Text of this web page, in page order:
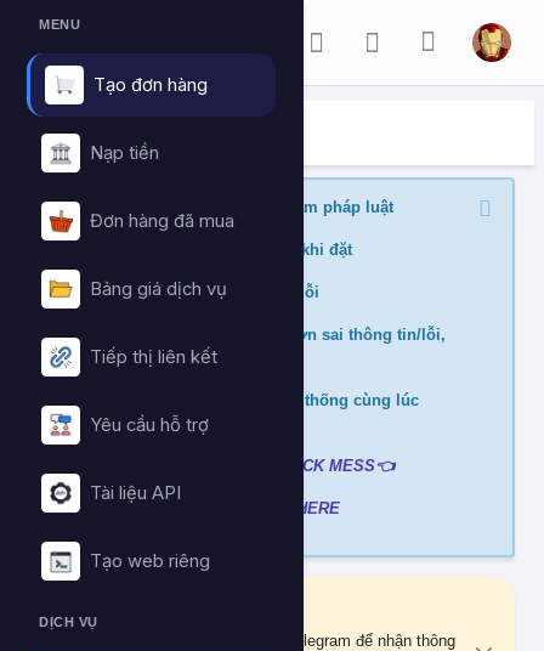
MENU
Tạo đơn hàng
Nạp tiền
Đơn hàng đã mua
Bảng giá dịch vụ
Tiếp thị liên kết
Yêu cầu hỗ trợ
Tài liệu API
Tạo web riêng
DỊCH VỤ
ĐẶT HÀNG DỊCH VỤ
Trang chủ Đặt hàng dịch vụ
Nghiêm cấm buff nội dung vi phạm pháp luật
Kiểm tra min/max quantity trước khi đặt
Đảm bảo link chính xác để tránh lỗi
Không hỗ trợ và hoàn tiền nếu đơn sai thông tin/lỗi,
cài đè đơn
Không xử lý nếu mua ở nhiều hệ thống cùng lúc
tránh hao hụt số dư
CLICK MESS👈
Xem video hướng dẫn CLICK HERE
Bạn chưa liên kết tài khoản Telegram để nhận thông